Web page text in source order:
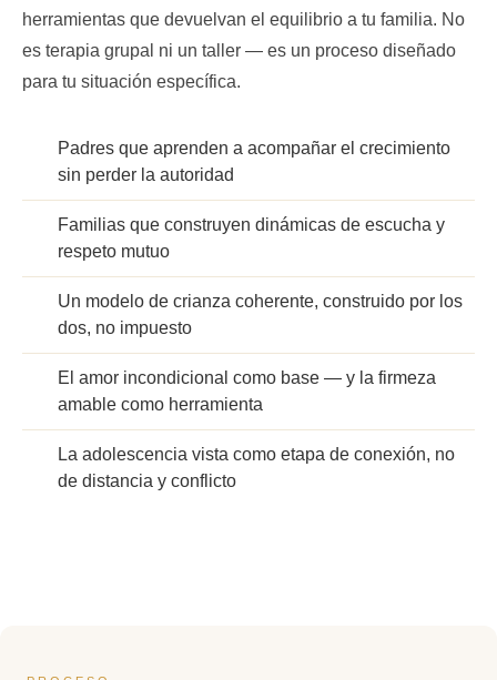
herramientas que devuelvan el equilibrio a tu familia. No
es terapia grupal ni un taller — es un proceso diseñado
para tu situación específica.
Padres que aprenden a acompañar el crecimiento
sin perder la autoridad
Familias que construyen dinámicas de escucha y
respeto mutuo
Un modelo de crianza coherente, construido por los
dos, no impuesto
El amor incondicional como base — y la firmeza
amable como herramienta
La adolescencia vista como etapa de conexión, no
de distancia y conflicto